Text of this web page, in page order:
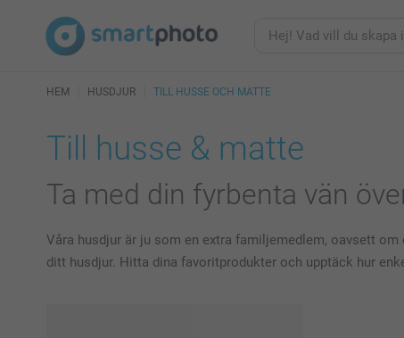
HEM HUSDJUR TILL HUSSE OCH MATTE
Till husse & matte
Ta med din fyrbenta vän
Våra husdjur är ju som en extra familjemedlem, oavsett
ditt husdjur. Hitta dina favoritprodukter och upptäck hur